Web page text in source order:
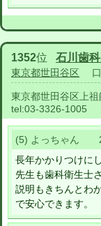
1352位 石川歯
東京都世田谷区 口
東京都世田谷区上
tel:03-3326-1005
(5) よっちゃん
長年かかりつけに
先生も歯科衛生士
説明もきちんとわ
で安心できます。